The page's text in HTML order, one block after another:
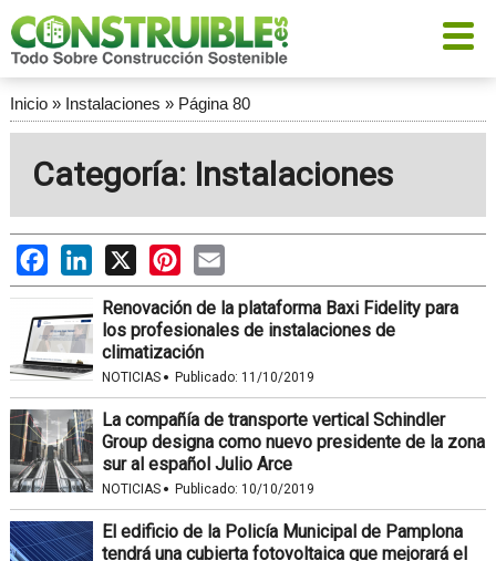
Inicio» Instalaciones » Página 80
Categoría: Instalaciones
FacebookLinkedIn
X PinterestEmail
Renovación de la plataforma Baxi Fidelity para
los profesionales de instalaciones de
climatización
NOTICIAS · Publicado: 11/10/2019
La compañía de transporte vertical Schindler
Group designa como nuevo presidente de la zona
sur al español Julio Arce
NOTICIAS · Publicado: 10/10/2019
El edificio de la Policía Municipal de Pamplona
tendrá una cubierta fotovoltaica que mejorará el